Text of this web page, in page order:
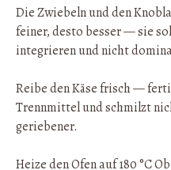
Die Zwiebeln und den
feiner, desto besser — sie
integrieren und nicht
Reibe den Käse frisch —
Trennmittel und schmilzt
geriebener.
Heize den Ofen auf 180 °C